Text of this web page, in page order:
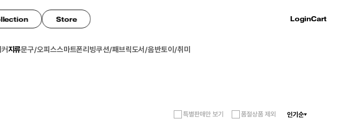
특별판매만 보기 품절상품 제외 인기순
Store LoginCart
지류문구/오피스스마트폰리빙쿠션/패브릭도서/음반토이/취미